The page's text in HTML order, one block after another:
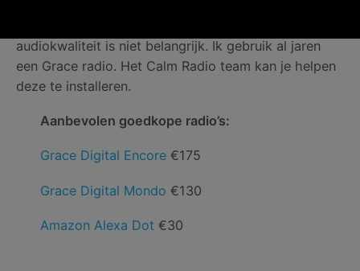
audiokwaliteit is niet belangrijk. Ik gebruik al jaren
een Grace radio. Het Calm Radio team kan je helpen
deze te installeren.
Aanbevolen goedkope radio’s:
Grace Digital Encore €175
Grace Digital Mondo €130
Amazon Alexa Dot €30